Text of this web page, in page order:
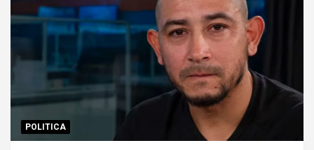
POLITICA